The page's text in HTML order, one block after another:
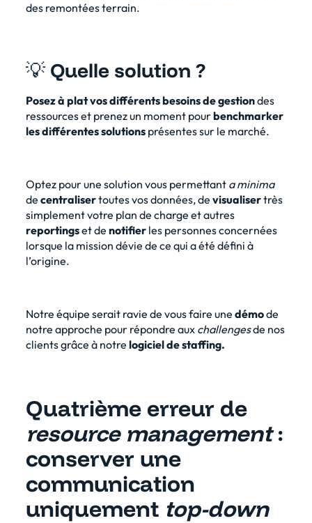
des remontées terrain.
💡 Quelle solution ?
Posez à plat vos différents besoins de gestiondes
ressources et prenez un moment pourbenchmarker
les différentes solutions présentes sur le marché.
Optez pour une solution vous permettant a minima
de centralisertoutes vos données, de visualisertrès
simplement votre plan de charge et autres
reportingset de notifierles personnes concernées
lorsque la mission dévie de ce qui a été défini à
l’origine.
Notre équipe serait ravie de vous faire une démode
notre approche pour répondre aux challengesde nos
clients grâce à notre logiciel de staffing.
Quatrième erreur de
resource management:
conserver une
communication
uniquement top-down